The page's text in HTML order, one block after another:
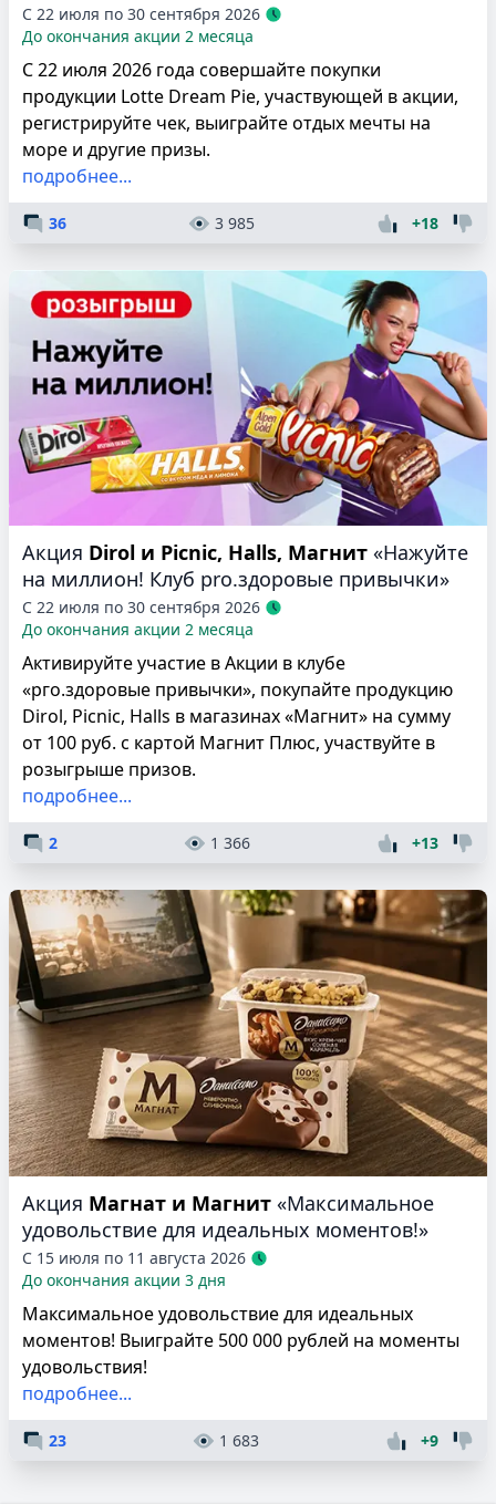
С 22 июля по 30 сентября 2026
До окончания акции 2 месяца
С 22 июля 2026 года совершайте покупки
продукции Lotte Dream Pie, участвующей в акции,
регистрируйте чек, выиграйте отдых мечты на
море и другие призы.
подробнее...
36 3 985 +18
Акция Dirol и Picnic, Halls, Магнит «Нажуйте
на миллион! Клуб pro.здоровые привычки»
С 22 июля по 30 сентября 2026
До окончания акции 2 месяца
Активируйте участие в Акции в клубе
«рго.здоровые привычки», покупайте продукцию
Dirol, Picnic, Halls в магазинах «Магнит» на сумму
от 100 руб. с картой Магнит Плюс, участвуйте в
розыгрыше призов.
подробнее...
2 1 366 +13
Акция Магнат и Магнит «Максимальное
удовольствие для идеальных моментов!»
С 15 июля по 11 августа 2026
До окончания акции 3 дня
Максимальное удовольствие для идеальных
моментов! Выиграйте 500 000 рублей на моменты
удовольствия!
подробнее...
23 1 683 +9